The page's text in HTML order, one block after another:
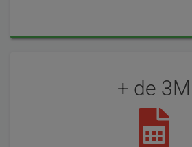
+ de 3M